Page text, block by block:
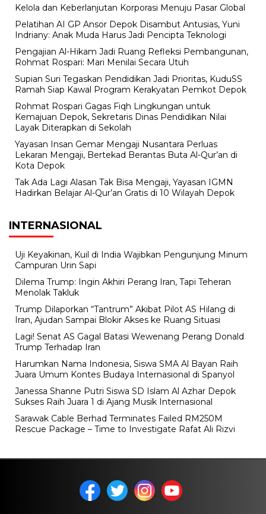
Kelola dan Keberlanjutan Korporasi Menuju Pasar Global
Pelatihan AI GP Ansor Depok Disambut Antusias, Yuni
Indriany: Anak Muda Harus Jadi Pencipta Teknologi
Pengajian Al-Hikam Jadi Ruang Refleksi Pembangunan,
Rohmat Rospari: Mari Menilai Secara Utuh
Supian Suri Tegaskan Pendidikan Jadi Prioritas, KuduSS
Ramah Siap Kawal Program Kerakyatan Pemkot Depok
Rohmat Rospari Gagas Fiqh Lingkungan untuk
Kemajuan Depok, Sekretaris Dinas Pendidikan Nilai
Layak Diterapkan di Sekolah
Yayasan Insan Gemar Mengaji Nusantara Perluas
Lekaran Mengaji, Bertekad Berantas Buta Al-Qur’an di
Kota Depok
Tak Ada Lagi Alasan Tak Bisa Mengaji, Yayasan IGMN
Hadirkan Belajar Al-Qur’an Gratis di 10 Wilayah Depok
INTERNASIONAL
Uji Keyakinan, Kuil di India Wajibkan Pengunjung Minum
Campuran Urin Sapi
Dilema Trump: Ingin Akhiri Perang Iran, Tapi Teheran
Menolak Takluk
Trump Dilaporkan “Tantrum” Akibat Pilot AS Hilang di
Iran, Ajudan Sampai Blokir Akses ke Ruang Situasi
Lagi! Senat AS Gagal Batasi Wewenang Perang Donald
Trump Terhadap Iran
Harumkan Nama Indonesia, Siswa SMA Al Bayan Raih
Juara Umum Kontes Budaya Internasional di Spanyol
Janessa Shanne Putri Siswa SD Islam Al Azhar Depok
Sukses Raih Juara 1 di Ajang Musik Internasional
Sarawak Cable Berhad Terminates Failed RM250M
Rescue Package – Time to Investigate Rafat Ali Rizvi